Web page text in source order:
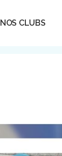
NOS CLUBS